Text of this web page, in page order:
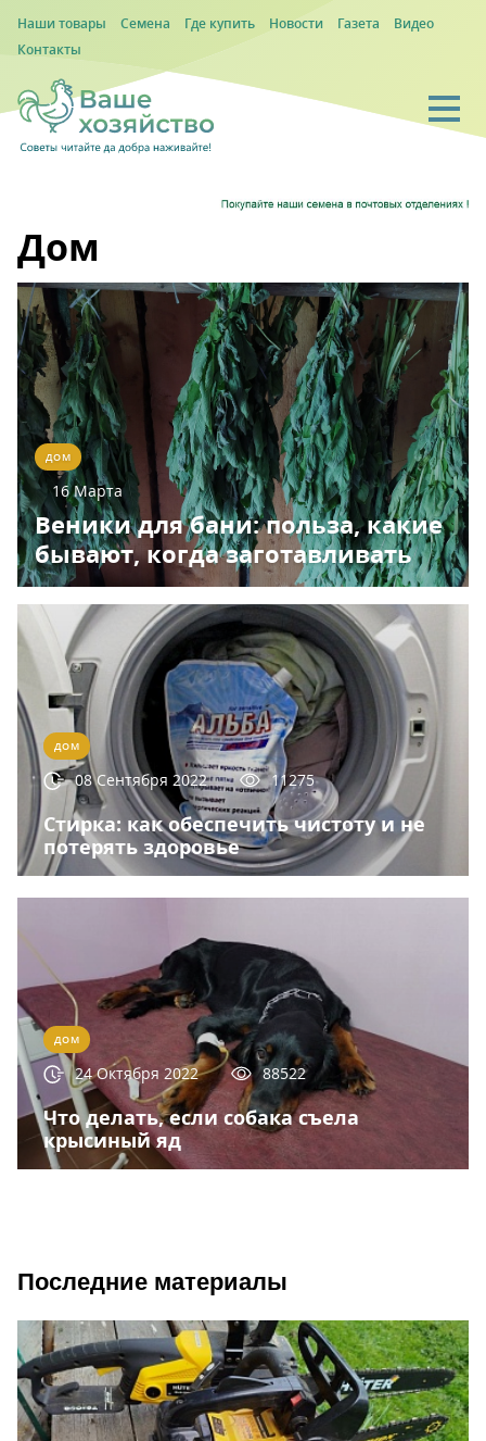
Наши товары Семена Где купить Новости Газета
Видео
Контакты
Дом
ДОМ
16 Марта
Веники для бани: польза, какие
бывают, когда заготавливать
ДОМ
08 Сентября 2022 11275
Стирка: как обеспечить чистоту и не
потерять здоровье
ДОМ
24 Октября 2022 88522
Что делать, если собака съела
крысиный яд
Последние материалы